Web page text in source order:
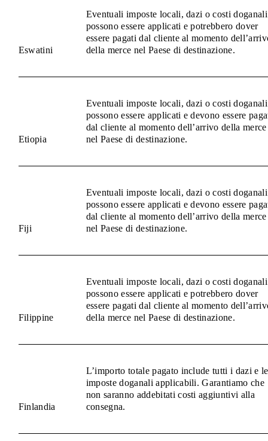
Eswatini
Eventuali imposte locali, dazi o costi doganali
possono essere applicati e potrebbero dover
essere pagati dal cliente al momento
della merce nel Paese di destinazione.
Etiopia
Eventuali imposte locali, dazi o costi doganali
possono essere applicati e devono essere
dal cliente al momento dell’arrivo della merce
nel Paese di destinazione.
Fiji
Eventuali imposte locali, dazi o costi doganali
possono essere applicati e devono essere
dal cliente al momento dell’arrivo della merce
nel Paese di destinazione.
Filippine
Eventuali imposte locali, dazi o costi doganali
possono essere applicati e potrebbero dover
essere pagati dal cliente al momento
della merce nel Paese di destinazione.
Finlandia
L’importo totale pagato include tutti i dazi e le
imposte doganali applicabili. Garantiamo che
non saranno addebitati costi aggiuntivi alla
consegna.